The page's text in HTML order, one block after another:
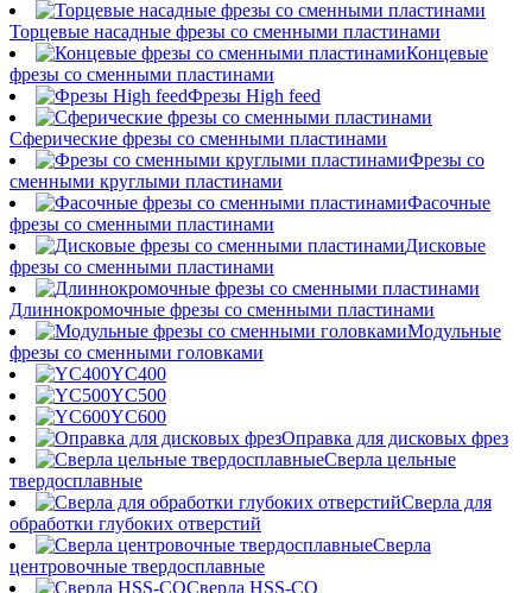
Торцевые насадные фрезы со сменными пластинами
Концевые
фрезы со сменными пластинами
Фрезы High feed
Сферические фрезы со сменными пластинами
Фрезы со
сменными круглыми пластинами
Фасочные
фрезы со сменными пластинами
Дисковые
фрезы со сменными пластинами
Длиннокромочные фрезы со сменными пластинами
Модульные
фрезы со сменными головками
YC400
YC500
YC600
Оправка для дисковых фрез
Сверла цельные
твердосплавные
Сверла для
обработки глубоких отверстий
Сверла
центровочные твердосплавные
Сверла HSS-CO